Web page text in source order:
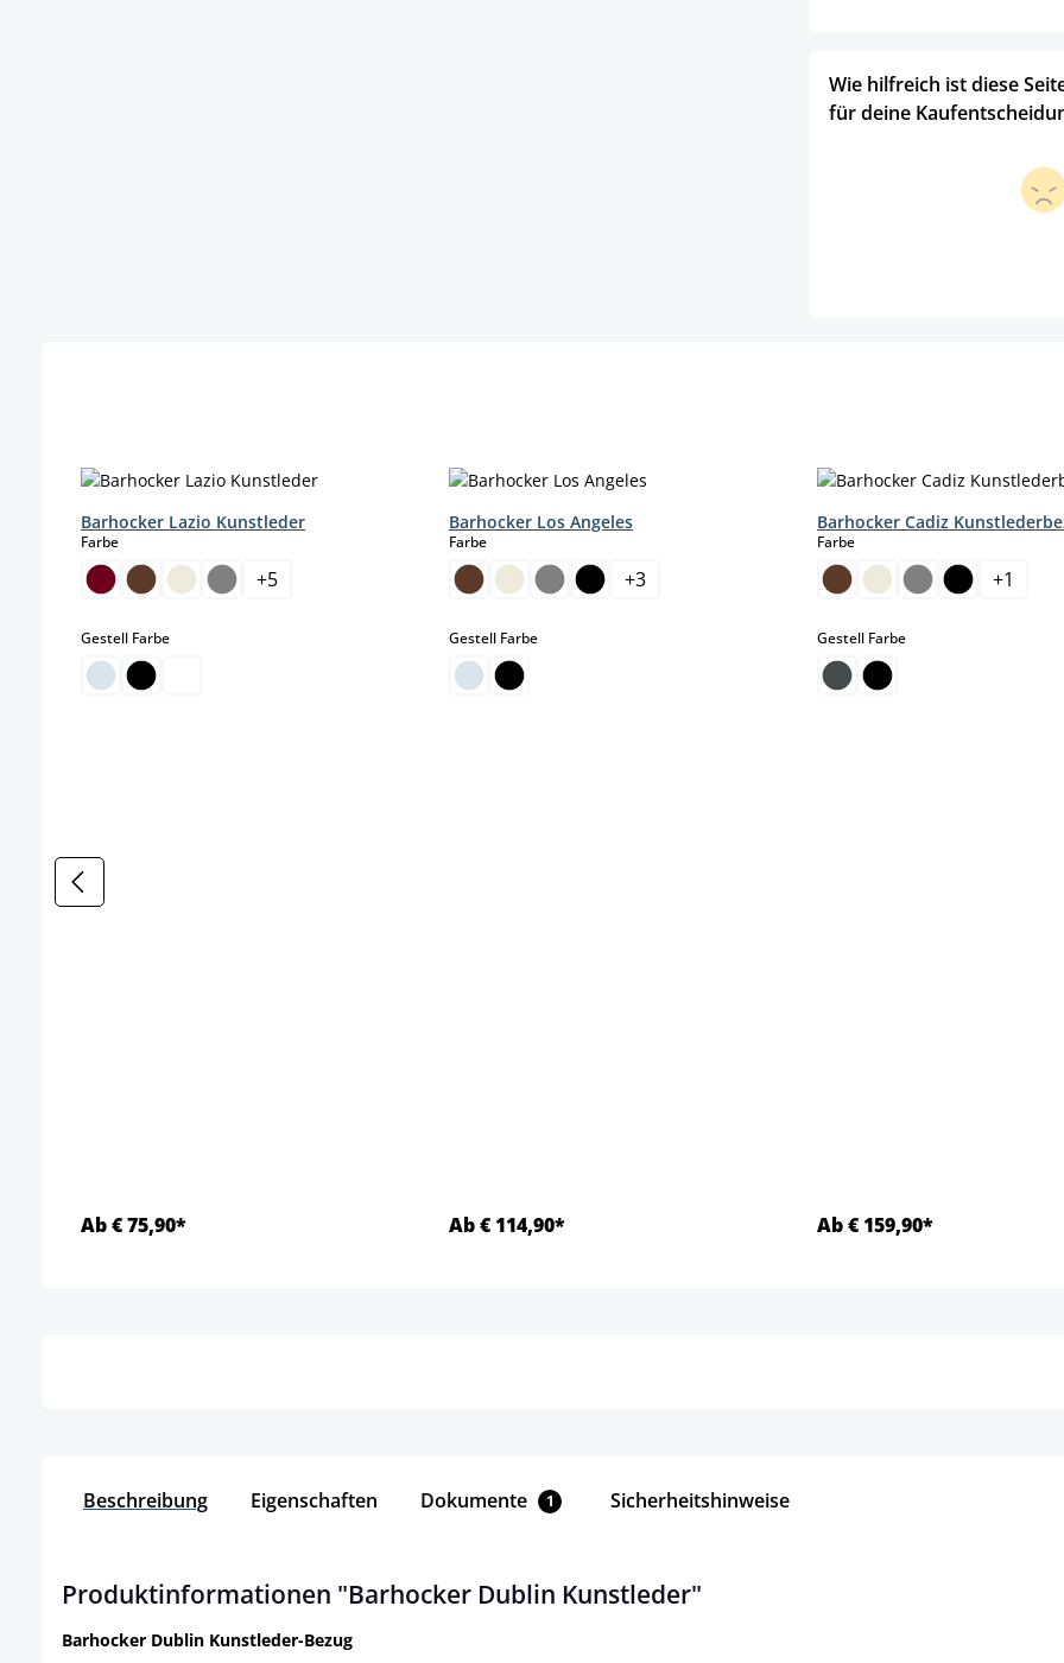
Wie hilfreich ist diese
für deine
Barhocker Lazio Kunstleder
Farbeauswählen
+5
Gestell Farbeauswählen
Ab € 75,90*
Barhocker Los Angeles
Farbeauswählen
+3
Gestell Farbeauswählen
Ab € 114,90*
Barhocker Cadiz
Farbeauswählen
+1
Gestell Farbeauswählen
Ab € 159,90*
Beschreibung Eigenschaften Dokumente 1 Sicherheitshinweise
Produktinformationen "Barhocker Dublin Kunstleder"
Barhocker Dublin Kunstleder-Bezug